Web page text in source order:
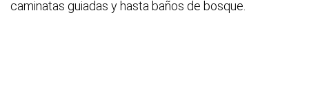
caminatas guiadas y hasta baños de bosque.